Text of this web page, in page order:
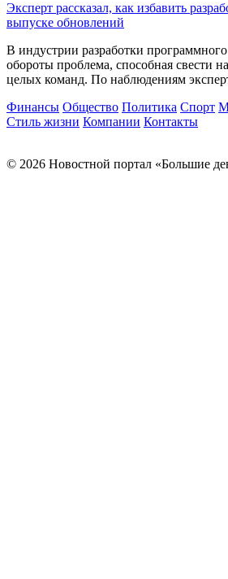
Эксперт рассказал, как избавить
выпуске обновлений
В индустрии разработки
обороты проблема, способная свести
целых команд. По наблюдениям
Финансы Общество Политика Спорт
Стиль жизни Компании Контакты
© 2026 Новостной портал «Большие